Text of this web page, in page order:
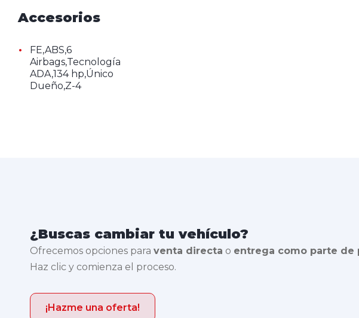
Accesorios
•
FE,ABS,6
Airbags,Tecnología
ADA,134 hp,Único
Dueño,Z-4
¿Buscas cambiar tu vehículo?
Ofrecemos opciones para venta directa o entrega como parte de
Haz clic y comienza el proceso.
¡Hazme una oferta!